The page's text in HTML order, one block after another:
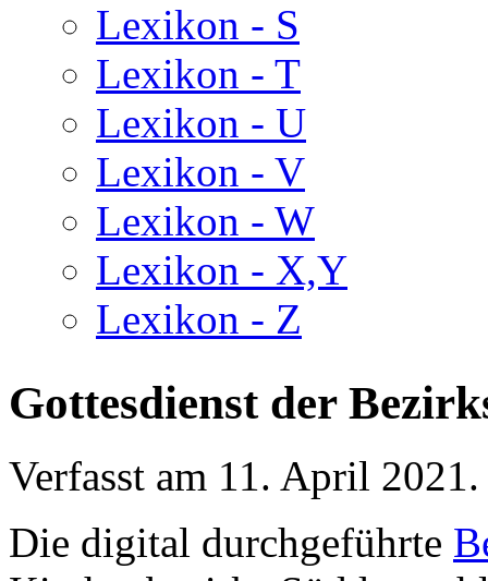
Lexikon - S
Lexikon - T
Lexikon - U
Lexikon - V
Lexikon - W
Lexikon - X,Y
Lexikon - Z
Gottesdienst der
Verfasst am 11. April 2021.
Die digital durchgeführte